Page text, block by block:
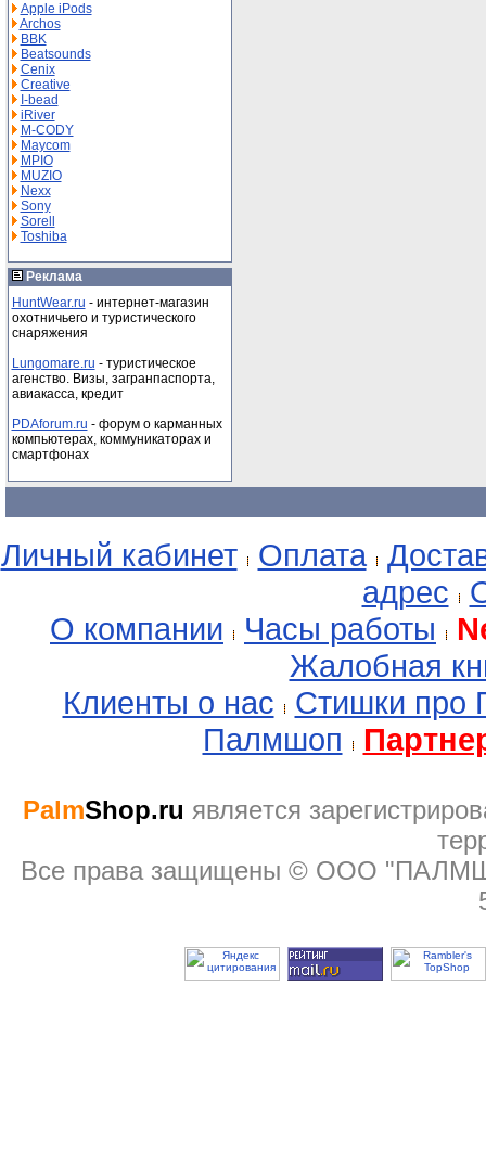
Apple iPods
Archos
BBK
Beatsounds
Cenix
Creative
I-bead
iRiver
M-СODY
Maycom
MPIO
MUZIO
Nexx
Sony
Sorell
Toshiba
Реклама
HuntWear.ru - интернет-магазин
охотничьего и туристического
снаряжения
Lungomare.ru - туристическое
агенство. Визы, загранпаспорта,
авиакасса, кредит
PDAforum.ru - форум о карманных
компьютерах, коммуникаторах и
смартфонах
Личный кабинет Оплата
адрес
О компании
Часы работы
Жалобная
Клиенты о нас
Стишки
Палмшоп
PalmShop.ru являeтся
Все права защищены © ООО